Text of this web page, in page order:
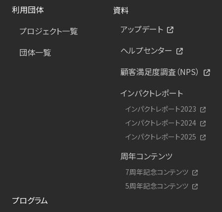
利用団体
プロジェクト一覧
団体一覧
資料
アップデート
ヘルプセンター
顧客満足度調査（NPS）
インパクトレポート
インパクトレポート2023
インパクトレポート2024
インパクトレポート2025
周年コンテンツ
7周年記念コンテンツ
5周年記念コンテンツ
プログラム